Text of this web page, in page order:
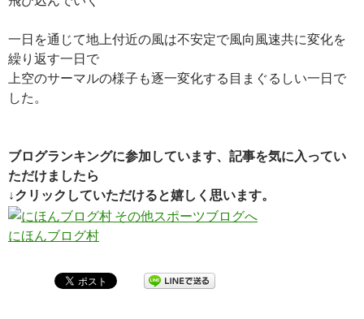
一日を通じて地上付近の風は不安定で風向風速共に変化を
繰り返す一日で
上空のサーマルの様子も逐一変化する目まぐるしい一日で
した。
ブログランキングに参加しています、記事を気に入ってい
ただけましたら
↓クリックしていただけると嬉しく思います。
にほんブログ村